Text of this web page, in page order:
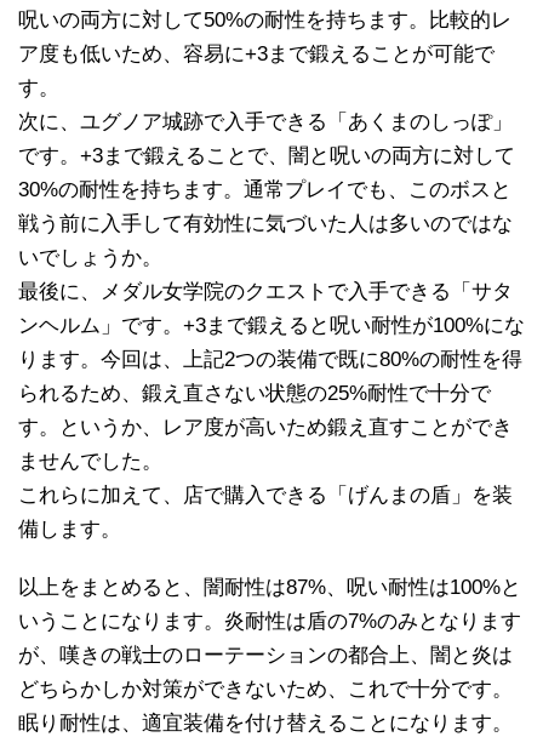
呪いの両方に対して50%の耐性を持ちます。比較的レ
ア度も低いため、容易に+3まで鍛えることが可能で
す。
次に、ユグノア城跡で入手できる「あくまのしっぽ」
です。+3まで鍛えることで、闇と呪いの両方に対して
30%の耐性を持ちます。通常プレイでも、このボスと
戦う前に入手して有効性に気づいた人は多いのではな
いでしょうか。
最後に、メダル女学院のクエストで入手できる「サタ
ンヘルム」です。+3まで鍛えると呪い耐性が100%にな
ります。今回は、上記2つの装備で既に80%の耐性を得
られるため、鍛え直さない状態の25%耐性で十分で
す。というか、レア度が高いため鍛え直すことができ
ませんでした。
これらに加えて、店で購入できる「げんまの盾」を装
備します。
以上をまとめると、闇耐性は87%、呪い耐性は100%と
いうことになります。炎耐性は盾の7%のみとなります
が、嘆きの戦士のローテーションの都合上、闇と炎は
どちらかしか対策ができないため、これで十分です。
眠り耐性は、適宜装備を付け替えることになります。